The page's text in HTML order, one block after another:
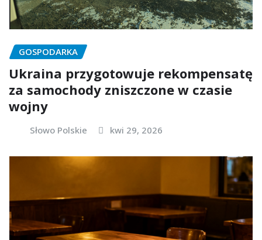
GOSPODARKA
Ukraina przygotowuje rekompensatę
za samochody zniszczone w czasie
wojny
Słowo Polskie kwi 29, 2026